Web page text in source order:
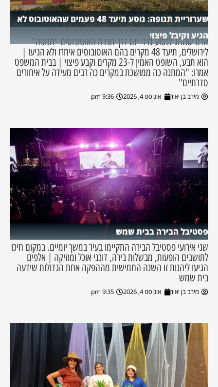
שערוריית תנופה: נוסע תיעד 48 פעמים שהאוטובוס לא
הגיע וקיבל פיצוי
אדם שנוהג לנסוע מידי יום דרך חברת האוטובוסים "תנופה"
לירושלים, תיעד 48 מקרים בהם האוטובוסים איחרו ולא הגיעו |
הוא תבע, השופט האמין ל-23 מקרים וקבע פיצוי | בבית המשפט
אמרו: "המתנה כה ממושכת במקרים כה רבים מעידה על איחורים
סדרתיים"
מירב בן יאיר אוגוסט 4, 2026 9:36 pm
פסטיבל הבירה בבית שמש
שני אירועי פסטיבל הבירה התקיימו בעיר במשך יומיים. במקום חיכו
לתושבים הופעות, מבשלות בירה, דוכני אוכל ומוזיקה | אלפים
הגיעו ליהנות זו השנה החמישית מההפקה אחת הגדולות שידעה
בית שמש
מירב בן יאיר אוגוסט 4, 2026 9:35 pm